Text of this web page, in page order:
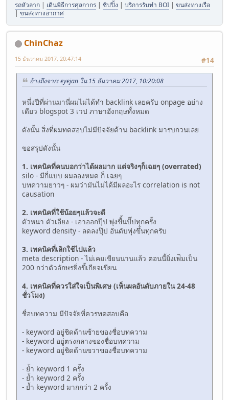
รถหัวลาก | เดินพิธีการศุลกากร | ชิปปิ้ง | บริการรับทำ BOI | ขนส่งทางเรือ
| ขนส่งทางอากาศ
ChinChaz
#14
15 ธันวาคม 2017, 20:47:14
อ้างถึงจาก: eyejan ใน 15 ธันวาคม 2017, 10:20:08
หนึ่งปีที่ผ่านมานี่ผมไม่ได้ทำ backlink เลยครับ onpage อย่าง
เดียว blogspot 3 เวป ภาษาอังกฤษทั้งหมด
ดังนั้น สิ่งที่ผมทดสอบไม่มีปัจจัยด้าน backlink มารบกวนเลย
ขอสรุปดังนั้น
1. เทคนิคที่คนบอกว่าได้ผลมาก แต่จริงๆก็เฉยๆ (overrated)
silo - มีกี่แบบ ผมลองหมด ก็ เฉยๆ
บทความยาวๆ - ผมว่ามันไม่ได้มีผลอะไร correlation is not
causation
2. เทคนิคที่ใช้น้อยๆแล้วจะดี
ตัวหนา ตัวเอียง - เอาออกปุ๊ป พุ่งขึั้นปั๊ปทุกครั้ง
keyword density - ลดลงปุ๊ป อันดับพุ่งขึ้นทุกครับ
3. เทคนิคที่เลิกใช้ไปแล้ว
meta description - ไม่เคยเขียนนานแล้ว ตอนนี้ยิ่งเพ่ิมเป็น
200 กว่าตัวอักษรยิ่งขี้เกียจเขียน
4. เทคนิคที่ควรใส่ใจเป็นพิเศษ (เห็นผลอันดับภายใน 24-48
ชั่วโมง)
ชื่อบทความ มีปัจจัยที่ควรทดสอบคือ
- keyword อยู่ชิดด้านซ้ายของชื่อบทความ
- keyword อยู่ตรงกลางของชื่อบทความ
- keyword อยู่ชิดด้านขวาของชื่อบทความ
- ย้ำ keyword 1 ครั้ง
- ย้ำ keyword 2 ครั้ง
- ย้ำ keyword มากกว่า 2 ครั้ง